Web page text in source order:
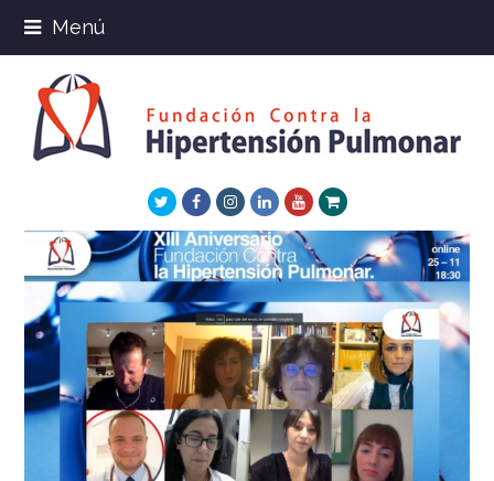
Menú
TwitterFacebookInstagram
LinkedInYoutube
Xing